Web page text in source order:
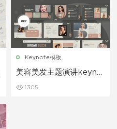
Keynote模板
美容美发主题演讲keynot
1305